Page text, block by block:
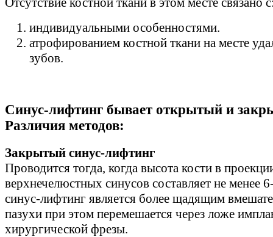
индивидуальными особенностями.
атрофированием костной ткани на месте
зубов.
Синус-лифтинг бывает открытый и
Различия методов:
Закрытый синус-лифтинг
Проводится тогда, когда высота кости в
верхнечелюстных синусов составляет не менее
синус-лифтинг является более щадящим
пазухи при этом перемешается через ложе
хирургической фрезы.